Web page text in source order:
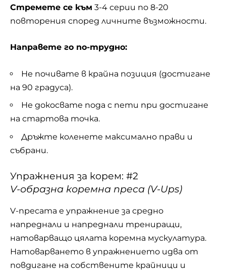
Стремете се към 3-4 серии по 8-20
повторения според личните възможности.
Направете го по-трудно:
Не почивате в крайна позиция (достигане
на 90 градуса).
Не докосвате пода с пети при достигане
на стартова точка.
Дръжте коленете максимално прави и
събрани.
Упражнения за корем: #2
V-образна коремна преса (V-Ups)
V-пресата е упражнение за средно
напреднали и напреднали трениращи,
натоварващо цялата коремна мускулатура.
Натоварването в упражнението идва от
повдигане на собствените крайници и